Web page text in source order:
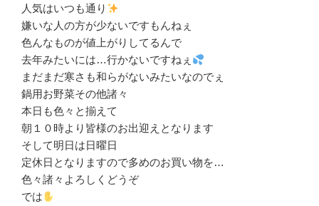
人気はいつも通り
嫌いな人の方が少ないですもんねぇ
色んなものが値上がりしてるんで
去年みたいには…行かないですねぇ
まだまだ寒さも和らがないみたいなのでぇ
鍋用お野菜その他諸々
本日も色々と揃えて
朝１０時より皆様のお出迎えとなります
そして明日は日曜日
定休日となりますので多めのお買い物を…
色々諸々よろしくどうぞ
では